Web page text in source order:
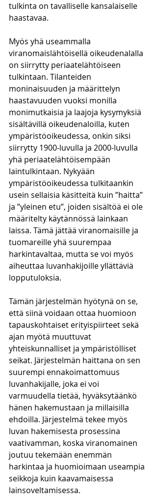
tulkinta on tavalliselle kansalaiselle
haastavaa.
Myös yhä useammalla
viranomaislähtöisellä oikeudenalalla
on siirrytty periaatelähtöiseen
tulkintaan. Tilanteiden
moninaisuuden ja määrittelyn
haastavuuden vuoksi monilla
monimutkaisia ja laajoja kysymyksiä
sisältävillä oikeudenaloilla, kuten
ympäristöoikeudessa, onkin siksi
siirrytty 1900-luvulla ja 2000-luvulla
yhä periaatelähtöisempään
laintulkintaan. Nykyään
ympäristöoikeudessa tulkitaankin
usein sellaisia käsitteitä kuin ”haitta”
ja ”yleinen etu”, joiden sisältöä ei ole
määritelty käytännössä lainkaan
laissa. Tämä jättää viranomaisille ja
tuomareille yhä suurempaa
harkintavaltaa, mutta se voi myös
aiheuttaa luvanhakijoille yllättäviä
lopputuloksia.
Tämän järjestelmän hyötynä on se,
että siinä voidaan ottaa huomioon
tapauskohtaiset erityispiirteet sekä
ajan myötä muuttuvat
yhteiskunnalliset ja ympäristölliset
seikat. Järjestelmän haittana on sen
suurempi ennakoimattomuus
luvanhakijalle, joka ei voi
varmuudella tietää, hyväksytäänkö
hänen hakemustaan ja millaisilla
ehdoilla. Järjestelmä tekee myös
luvan hakemisesta prosessina
vaativamman, koska viranomainen
joutuu tekemään enemmän
harkintaa ja huomioimaan useampia
seikkoja kuin kaavamaisessa
lainsoveltamisessa.